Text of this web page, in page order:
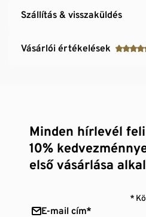
Szállítás & visszaküldés
Vásárlói értékelések
Minden hírlevél
10%
első vásárlása
*
E-mail cím*